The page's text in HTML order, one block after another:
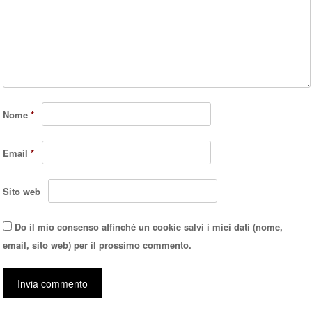
Nome*
Email*
Sito web
Do il mio consenso affinché un cookie salvi i miei dati (nome,
email, sito web) per il prossimo commento.